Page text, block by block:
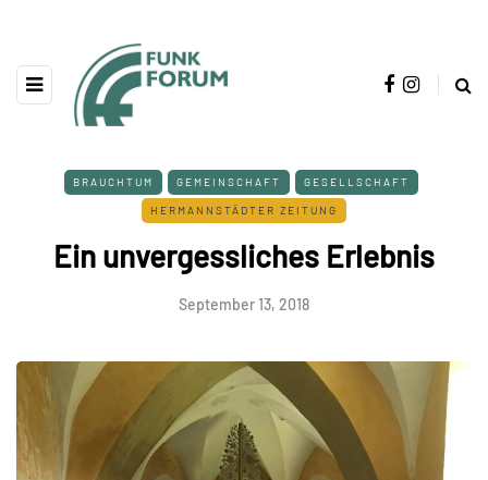
BRAUCHTUM GEMEINSCHAFT GESELLSCHAFT
HERMANNSTÄDTER ZEITUNG
Ein unvergessliches Erlebnis
September 13, 2018